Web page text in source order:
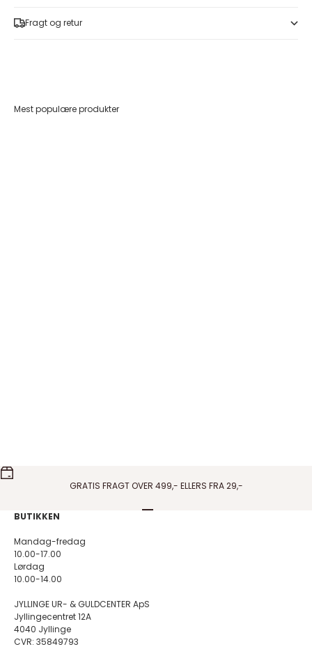
Fragt og retur
Mest populære produkter
GRATIS FRAGT OVER 499,- ELLERS FRA 29,-
BUTIKKEN
Mandag-fredag
10.00-17.00
Lørdag
10.00-14.00
JYLLINGE UR- & GULDCENTER ApS
Jyllingecentret 12A
4040 Jyllinge
CVR: 35849793